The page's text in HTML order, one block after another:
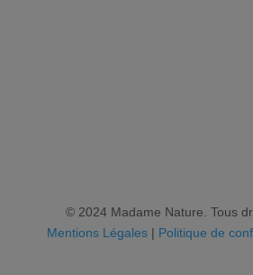
© 2024 Madame Nature. Tous
Mentions Légales | Politique de